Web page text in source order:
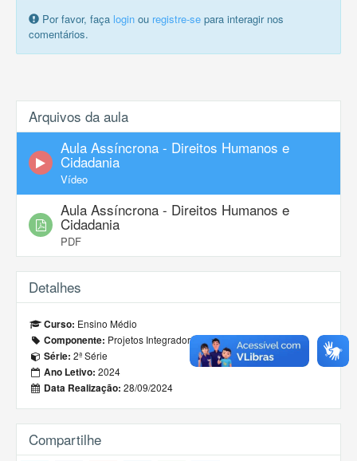
Por favor, faça login ou registre-se para interagir nos
comentários.
Arquivos da aula
Aula Assíncrona - Direitos Humanos e
Cidadania
Vídeo
Aula Assíncrona - Direitos Humanos e
Cidadania
PDF
Detalhes
Curso: Ensino Médio
Componente: Projetos Integradores
Série: 2ª Série
Ano Letivo: 2024
Data Realização: 28/09/2024
Compartilhe